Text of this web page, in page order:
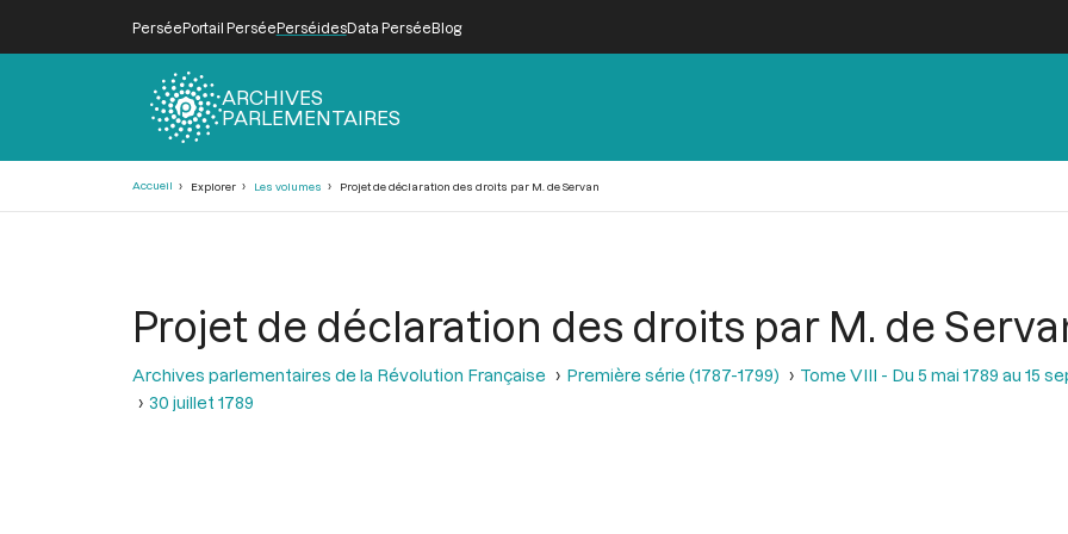
PerséePortail PerséePerséidesData PerséeBlog
ARCHIVES
PARLEMENTAIRES
Accueil Explorer Les volumes Projet de déclaration des droits par M. de Servan
Projet de déclaration des droits par M. de
Archives parlementaires de la Révolution Française Première série (1787-1799) Tome VIII - Du 5 mai 1789 au 15
30 juillet 1789